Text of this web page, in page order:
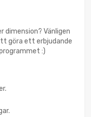
dimension? Vänligen
göra ett erbjudande
:)